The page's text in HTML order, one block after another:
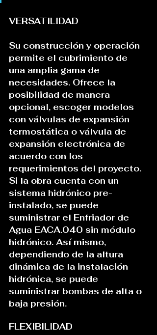
VERSATILIDAD
Su construcción y operación
permite el cubrimiento de
una amplia gama de
necesidades. Ofrece la
posibilidad de manera
opcional, escoger modelos
con válvulas de expansión
termostática o válvula de
expansión electrónica de
acuerdo con los
requerimientos del proyecto.
Si la obra cuenta con un
sistema hidrónico pre-
instalado, se puede
suministrar el Enfriador de
Agua EACA.040 sin módulo
hidrónico. Así mismo,
dependiendo de la altura
dinámica de la instalación
hidrónica, se puede
suministrar bombas de alta o
baja presión.
FLEXIBILIDAD